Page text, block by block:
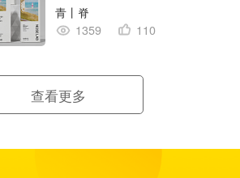
青丨脊
1359
110
查看更多